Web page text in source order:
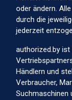
oder ändern.
durch die
jederzeit
authorized.by
Händlern und
Verbraucher,
Suchmaschinen